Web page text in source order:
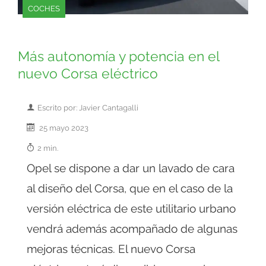
COCHES
Más autonomía y potencia en el
nuevo Corsa eléctrico
Escrito por: Javier Cantagalli
25 mayo 2023
2 min.
Opel se dispone a dar un lavado de cara
al diseño del Corsa, que en el caso de la
versión eléctrica de este utilitario urbano
vendrá además acompañado de algunas
mejoras técnicas. El nuevo Corsa